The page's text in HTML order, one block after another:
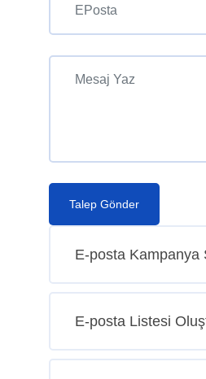
E-posta Kampanya
E-posta Listesi
Talep Gönder